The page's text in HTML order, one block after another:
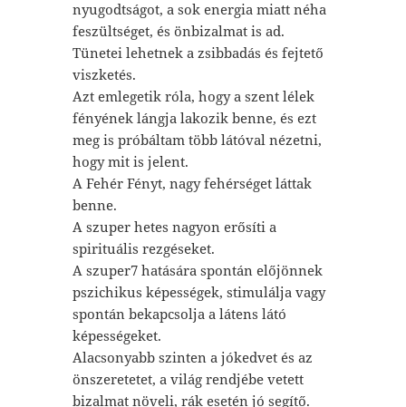
nyugodtságot, a sok energia miatt néha
feszültséget, és önbizalmat is ad.
Tünetei lehetnek a zsibbadás és fejtető
viszketés.
Azt emlegetik róla, hogy a szent lélek
fényének lángja lakozik benne, és ezt
meg is próbáltam több látóval nézetni,
hogy mit is jelent.
A Fehér Fényt, nagy fehérséget láttak
benne.
A szuper hetes nagyon erősíti a
spirituális rezgéseket.
A szuper7 hatására spontán előjönnek
pszichikus képességek, stimulálja vagy
spontán bekapcsolja a látens látó
képességeket.
Alacsonyabb szinten a jókedvet és az
önszeretetet, a világ rendjébe vetett
bizalmat növeli, rák esetén jó segítő.